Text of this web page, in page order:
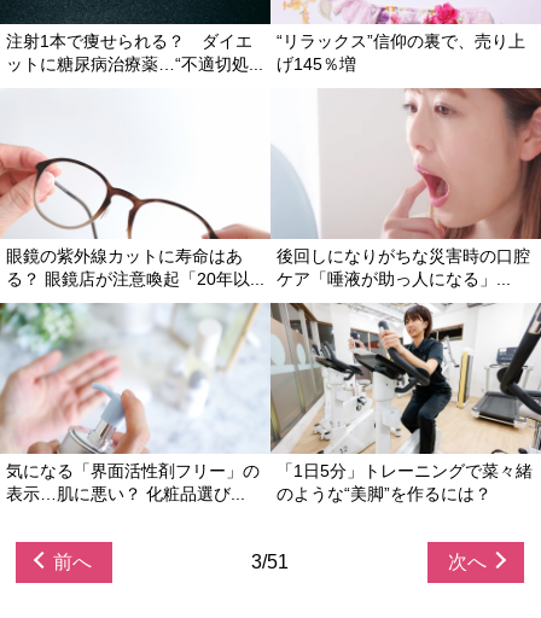
注射1本で痩せられる？ ダイエ
ットに糖尿病治療薬…“不適切処...
“リラックス”信仰の裏で、売り上
げ145％増
眼鏡の紫外線カットに寿命はあ
る？ 眼鏡店が注意喚起「20年以...
後回しになりがちな災害時の口腔
ケア「唾液が助っ人になる」...
気になる「界面活性剤フリー」の
表示…肌に悪い？ 化粧品選び...
「1日5分」トレーニングで菜々緒
のような“美脚”を作るには？
前へ 3/51 次へ